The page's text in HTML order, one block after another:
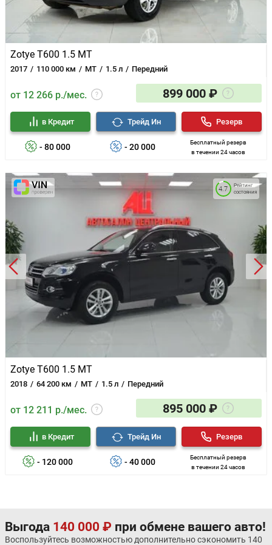
Zotye T600 1.5 MT
2017 110 000 км MT 1.5 л Передний
от 12 266 р./мес. 899 000 ₽
- 80 000
в Кредит
- 20 000
Трейд Ин
Бесплатный резерв
в течении 24 часов
Резерв
Zotye T600 1.5 MT
2018 64 200 км MT 1.5 л Передний
Рейтинг
состояния
4.7
от 12 211 р./мес. 895 000 ₽
- 120 000
в Кредит
- 40 000
Трейд Ин
Бесплатный резерв
в течении 24 часов
Резерв
Выгода 140 000 ₽ при обмене вашего авто!
Воспользуйтесь возможностью дополнительно сэкономить 140